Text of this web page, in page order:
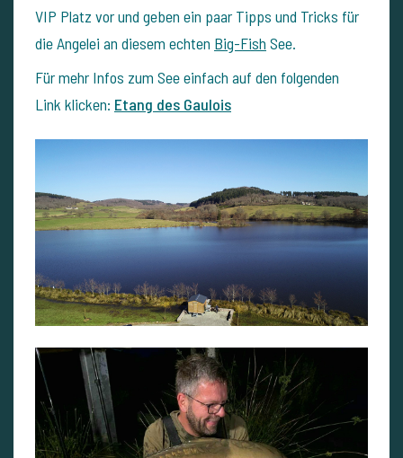
VIP Platz vor und geben ein paar Tipps und Tricks für
die Angelei an diesem echten Big-Fish See.
Für mehr Infos zum See einfach auf den folgenden
Link klicken: Etang des Gaulois